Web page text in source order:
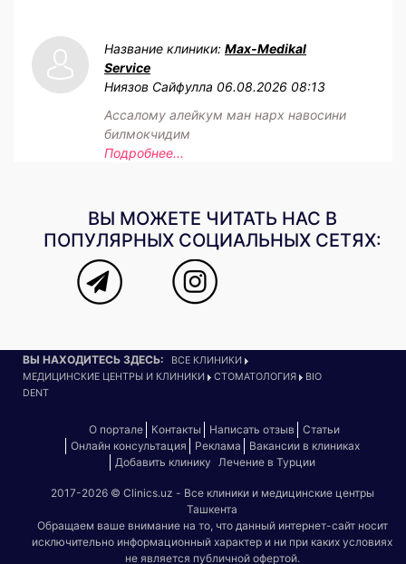
Название клиники: Max-Medikal
Service
Ниязов Сайфулла 06.08.2026 08:13
Ассалому алейкум ман нарх навосини
билмокчидим
Подробнее...
ВЫ МОЖЕТЕ ЧИТАТЬ НАС В
ПОПУЛЯРНЫХ СОЦИАЛЬНЫХ СЕТЯХ:
ВЫ НАХОДИТЕСЬ ЗДЕСЬ:
ВСЕ КЛИНИКИ
МЕДИЦИНСКИЕ ЦЕНТРЫ И КЛИНИКИ
СТОМАТОЛОГИЯ
BIO
DENT
О портале Контакты Написать отзыв
Статьи
Онлайн консультация
Реклама
Вакансии в клиниках
Добавить клинику Лечение в Турции
2017-2026 © Clinics.uz - Все клиники и медицинские центры
Ташкента
Обращаем ваше внимание на то, что данный интернет-сайт носит
исключительно информационный характер и ни при каких условиях
не является публичной офертой.